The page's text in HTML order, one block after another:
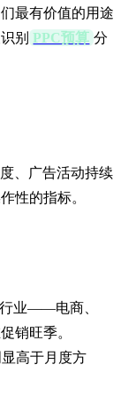
最有价值的用途
别 PPC预算 分
、广告活动持续
性的指标。
业——电商、
销旺季。
高于月度方